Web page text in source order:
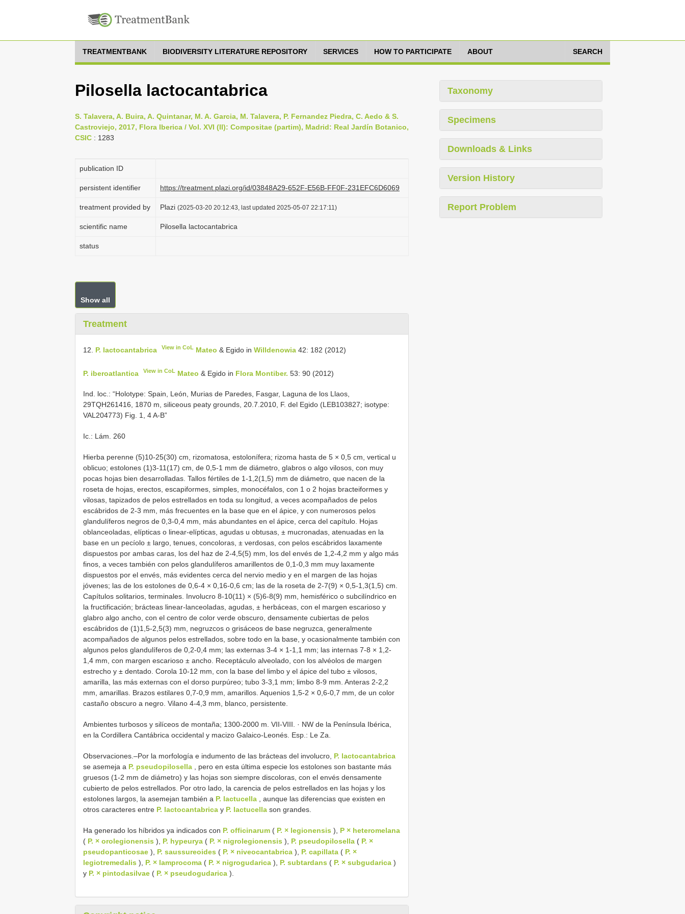
TREATMENTBANK BIODIVERSITY LITERATURE REPOSITORY SERVICES HOW TO PARTICIPATE ABOUT SEARCH
Pilosella lactocantabrica
S. Talavera, A. Buira, A. Quintanar, M. A. Garcia, M. Talavera, P. Fernandez Piedra, C. Aedo & S.
Castroviejo, 2017, Flora Iberica / Vol. XVI (II): Compositae (partim), Madrid: Real Jardín Botanico,
CSIC : 1283
publication ID
persistent identifier https://treatment.plazi.org/id/03848A29-652F-E56B-FF0F-231EFC6D6069
treatment provided by Plazi (2025-03-20 20:12:43, last updated 2025-05-07 22:17:11)
scientific name Pilosella lactocantabrica
status
Show all
Treatment
12. P. lactocantabrica View in CoL Mateo & Egido inWilldenowia 42: 182 (2012)
P. iberoatlantica View in CoL Mateo & Egido in Flora Montiber. 53: 90 (2012)
Ind. loc.: “Holotype: Spain, León, Murias de Paredes, Fasgar, Laguna de los Llaos,
29TQH261416, 1870 m, siliceous peaty grounds, 20.7.2010, F. del Egido (LEB103827; isotype:
VAL204773) Fig. 1, 4 A-B”
Ic.: Lám. 260
Hierba perenne (5)10-25(30) cm, rizomatosa, estolonífera; rizoma hasta de 5 × 0,5 cm, vertical u
oblicuo; estolones (1)3-11(17) cm, de 0,5-1 mm de diámetro, glabros o algo vilosos, con muy
pocas hojas bien desarrolladas. Tallos fértiles de 1-1,2(1,5) mm de diámetro, que nacen de la
roseta de hojas, erectos, escapiformes, simples, monocéfalos, con 1 o 2 hojas bracteiformes y
vilosas, tapizados de pelos estrellados en toda su longitud, a veces acompañados de pelos
escábridos de 2-3 mm, más frecuentes en la base que en el ápice, y con numerosos pelos
glandulíferos negros de 0,3-0,4 mm, más abundantes en el ápice, cerca del capítulo. Hojas
oblanceoladas, elípticas o linear-elípticas, agudas u obtusas, ± mucronadas, atenuadas en la
base en un pecíolo ± largo, tenues, concoloras, ± verdosas, con pelos escábridos laxamente
dispuestos por ambas caras, los del haz de 2-4,5(5) mm, los del envés de 1,2-4,2 mm y algo más
finos, a veces también con pelos glandulíferos amarillentos de 0,1-0,3 mm muy laxamente
dispuestos por el envés, más evidentes cerca del nervio medio y en el margen de las hojas
jóvenes; las de los estolones de 0,6-4 × 0,16-0,6 cm; las de la roseta de 2-7(9) × 0,5-1,3(1,5) cm.
Capítulos solitarios, terminales. Involucro 8-10(11) × (5)6-8(9) mm, hemisférico o subcilíndrico en
la fructificación; brácteas linear-lanceoladas, agudas, ± herbáceas, con el margen escarioso y
glabro algo ancho, con el centro de color verde obscuro, densamente cubiertas de pelos
escábridos de (1)1,5-2,5(3) mm, negruzcos o grisáceos de base negruzca, generalmente
acompañados de algunos pelos estrellados, sobre todo en la base, y ocasionalmente también con
algunos pelos glandulíferos de 0,2-0,4 mm; las externas 3-4 × 1-1,1 mm; las internas 7-8 × 1,2-
1,4 mm, con margen escarioso ± ancho. Receptáculo alveolado, con los alvéolos de margen
estrecho y ± dentado. Corola 10-12 mm, con la base del limbo y el ápice del tubo ± vilosos,
amarilla, las más externas con el dorso purpúreo; tubo 3-3,1 mm; limbo 8-9 mm. Anteras 2-2,2
mm, amarillas. Brazos estilares 0,7-0,9 mm, amarillos. Aquenios 1,5-2 × 0,6-0,7 mm, de un color
castaño obscuro a negro. Vilano 4-4,3 mm, blanco, persistente.
Ambientes turbosos y silíceos de montaña; 1300-2000 m. VII-VIII. · NW de la Península Ibérica,
en la Cordillera Cantábrica occidental y macizo Galaico-Leonés. Esp.: Le Za.
Observaciones.–Por la morfología e indumento de las brácteas del involucro, P. lactocantabrica
se asemeja a P. pseudopilosella , pero en esta última especie los estolones son bastante más
gruesos (1-2 mm de diámetro) y las hojas son siempre discoloras, con el envés densamente
cubierto de pelos estrellados. Por otro lado, la carencia de pelos estrellados en las hojas y los
estolones largos, la asemejan también a P. lactucella , aunque las diferencias que existen en
otros caracteres entre P. lactocantabrica y P. lactucella son grandes.
Ha generado los híbridos ya indicados con P. officinarum ( P. × legionensis ), P × heteromelana
( P. × orolegionensis ), P. hypeurya ( P. × nigrolegionensis ), P. pseudopilosella ( P. ×
pseudopanticosae ), P. saussureoides ( P. × niveocantabrica ), P. capillata ( P. ×
legiotremedalis ), P. × lamprocoma ( P. × nigrogudarica ), P. subtardans ( P. × subgudarica )
y P. × pintodasilvae ( P. × pseudogudarica ).
Taxonomy
Specimens
Downloads & Links
Version History
Report Problem